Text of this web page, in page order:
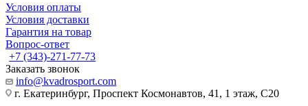
Условия оплаты
Условия доставки
Гарантия на товар
Вопрос-ответ
+7 (343)-271-77-73
Заказать звонок
info@kvadrosport.com
г. Екатеринбург, Проспект Космонавтов, 41, 1 этаж, С20